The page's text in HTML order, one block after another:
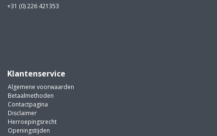
+31 (0) 226 421353
Klantenservice
Algemene voorwaarden
Betaalmethoden
Contactpagina
Disclaimer
Herroepingsrecht
Openingstijden